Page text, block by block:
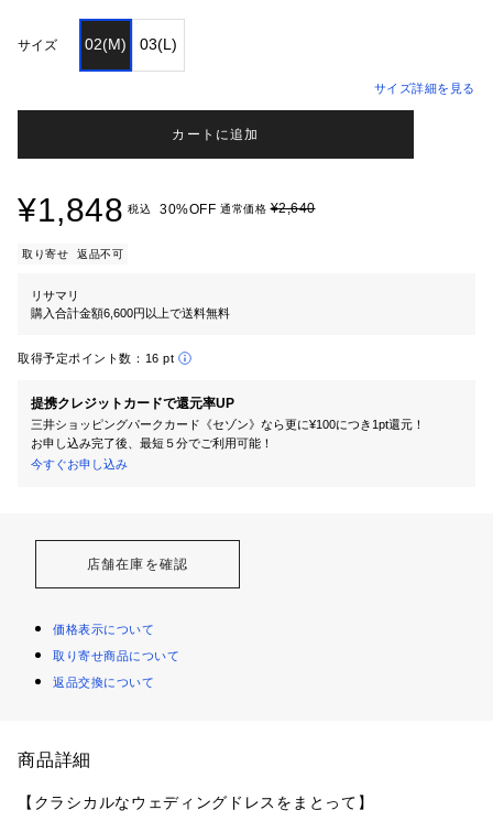
サイズ 02(M) 03(L)
サイズ詳細を見る
カートに追加
¥1,848 税込 30%OFF 通常価格¥2,640
取り寄せ 返品不可
リサマリ
購入合計金額6,600円以上で送料無料
取得予定ポイント数： 16 pt
提携クレジットカードで還元率UP
三井ショッピングパークカード《セゾン》なら更に¥100につき1pt還元！
お申し込み完了後、最短５分でご利用可能！
今すぐお申し込み
店舗在庫を確認
価格表示について
取り寄せ商品について
返品交換について
商品詳細
【クラシカルなウェディングドレスをまとって】